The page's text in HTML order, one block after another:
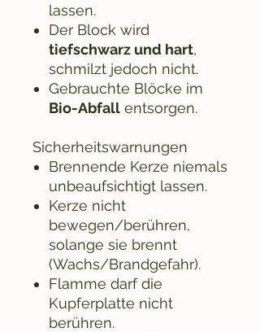
lassen.
Der Block wird
tiefschwarz und hart,
schmilzt jedoch nicht.
Gebrauchte Blöcke im
Bio-Abfall entsorgen.
Sicherheitswarnungen
Brennende Kerze niemals
unbeaufsichtigt lassen.
Kerze nicht
bewegen/berühren,
solange sie brennt
(Wachs/Brandgefahr).
Flamme darf die
Kupferplatte nicht
berühren.